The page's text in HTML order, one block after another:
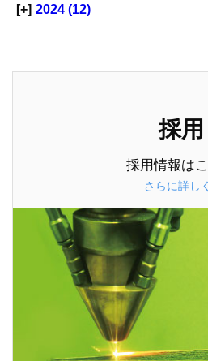
[+] 2024 (12)
採用
採用情報は
さらに詳し